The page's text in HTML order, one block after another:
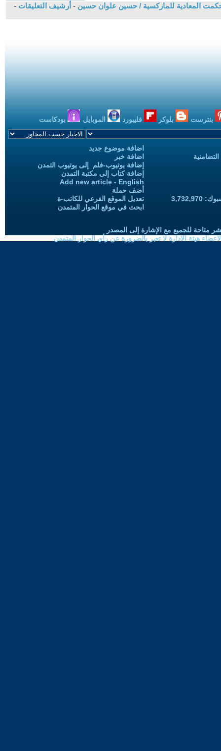
- أرشيف التعليقات -
بنترست بلوكر فليبورد الموبايل بودكاست
اضافة موضوع جديد
اضافة خبر
إضافة يوتيوب-فلم إلى يوتيوب التمدن
إضافة كتاب إلى مكتبة التمدن
Add new article - English
أضف حملة
تعديل الموقع الفرعي للكاتب-ة
ابحث في موقع الحوار المتمدن
متاحة للجميع مع الإشارة إلى المصدر
هيئة الادارة لا تعبر بالضرورة عن رأي الحوار المتمدن